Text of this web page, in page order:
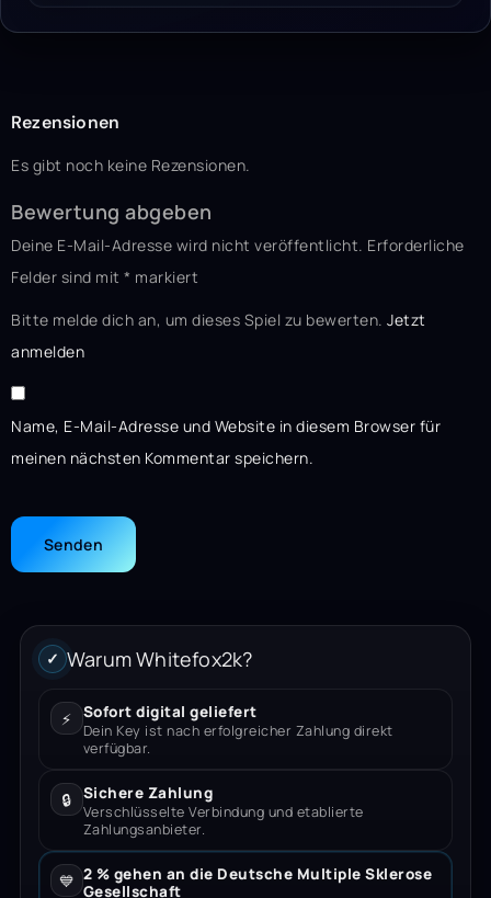
Rezensionen
Es gibt noch keine Rezensionen.
Bewertung abgeben
Deine E-Mail-Adresse wird nicht veröffentlicht. Erforderliche
Felder sind mit * markiert
Bitte melde dich an, um dieses Spiel zu bewerten. Jetzt
anmelden
Name, E-Mail-Adresse und Website in diesem Browser für
meinen nächsten Kommentar speichern.
✓ Warum Whitefox2k?
⚡ Sofort digital geliefert
Dein Key ist nach erfolgreicher Zahlung direkt
verfügbar.
🔒 Sichere Zahlung
Verschlüsselte Verbindung und etablierte
Zahlungsanbieter.
💙 2 % gehen an die Deutsche Multiple Sklerose
Gesellschaft